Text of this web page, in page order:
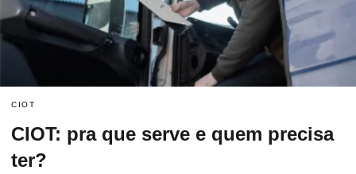
CIOT
CIOT: pra que serve e quem precisa
ter?